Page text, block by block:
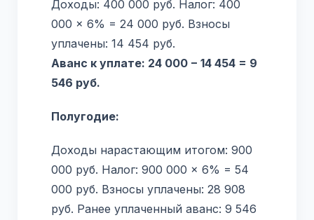
Доходы: 400 000 руб. Налог: 400
000 × 6% = 24 000 руб. Взносы
уплачены: 14 454 руб.
Аванс к уплате: 24 000 − 14 454 = 9
546 руб.
Полугодие:
Доходы нарастающим итогом: 900
000 руб. Налог: 900 000 × 6% = 54
000 руб. Взносы уплачены: 28 908
руб. Ранее уплаченный аванс: 9 546